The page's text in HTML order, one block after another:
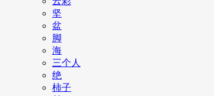
坚
盆
脚
海
三个人
绝
柿子